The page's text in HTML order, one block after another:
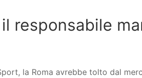
responsabile
la Roma avrebbe tolto dal